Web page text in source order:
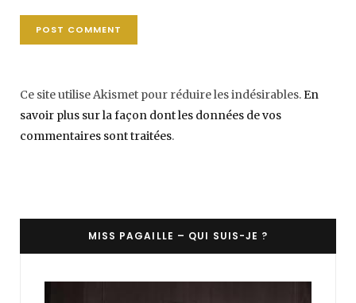
Ce site utilise Akismet pour réduire les indésirables.En
savoir plus sur la façon dont les données de vos
commentaires sont traitées.
MISS PAGAILLE – QUI SUIS-JE ?